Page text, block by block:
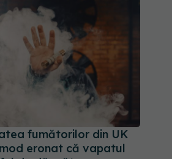
fumătorilor din UK
eronat că vapatul